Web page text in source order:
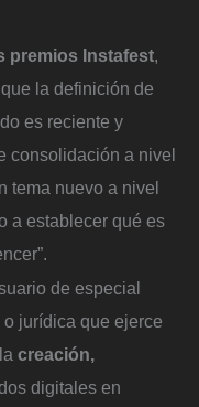
premios Instafest,
la definición de
es reciente y
consolidación a nivel
tema nuevo a nivel
a establecer qué es
de especial
jurídica que ejerce
creación,
digitales en